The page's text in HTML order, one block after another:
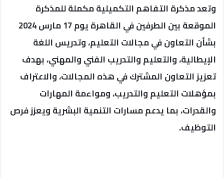
وتعد مذكرة التفاهم التكميلية مكملة للمذكرة
الموقعة بين الطرفين في القاهرة يوم 17 مارس 2024
بشأن التعاون في مجالات التعليم، وتدريس اللغة
الإيطالية، والتعليم والتدريب الفني والمهني، بهدف
تعزيز التعاون المشترك في هذه المجالات، والاعتراف
بمؤهلات التعليم والتدريب، ومواءمة المهارات
والقدرات، بما يدعم مسارات التنمية البشرية ويعزز فرص
التوظيف.